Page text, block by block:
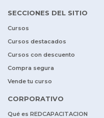
SECCIONES DEL SITIO
Cursos
Cursos destacados
Cursos con descuento
Compra segura
Vende tu curso
CORPORATIVO
Qué es REDCAPACITACION